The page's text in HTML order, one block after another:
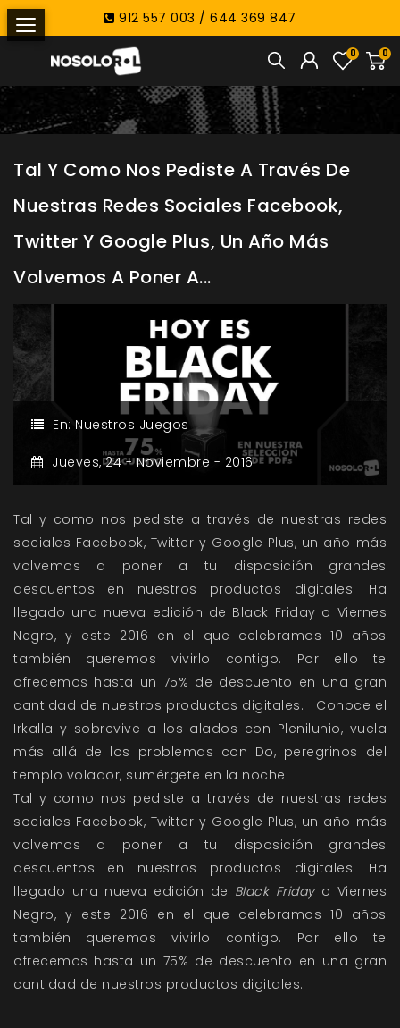
912 557 003 / 644 369 847
0
0
Tal Y Como Nos Pediste A Través De
Nuestras Redes Sociales Facebook,
Twitter Y Google Plus, Un Año Más
Volvemos A Poner A...
En: Nuestros Juegos
Jueves,24 -Noviembre - 2016
Tal y como nos pediste a través de nuestras redes
sociales Facebook, Twitter y Google Plus, un año más
volvemos a poner a tu disposición grandes
descuentos en nuestros productos digitales. Ha
llegado una nueva edición de Black Friday o Viernes
Negro, y este 2016 en el que celebramos 10 años
también queremos vivirlo contigo. Por ello te
ofrecemos hasta un 75% de descuento en una gran
cantidad de nuestros productos digitales. Conoce el
Irkalla y sobrevive a los alados con Plenilunio, vuela
más allá de los problemas con Do, peregrinos del
templo volador, sumérgete en la noche
Tal y como nos pediste a través de nuestras redes
sociales Facebook, Twitter y Google Plus, un año más
volvemos a poner a tu disposición grandes
descuentos en nuestros productos digitales. Ha
llegado una nueva edición de Black Fridayo Viernes
Negro, y este 2016 en el que celebramos 10 años
también queremos vivirlo contigo. Por ello te
ofrecemos hasta un 75% de descuento en una gran
cantidad de nuestros productos digitales.